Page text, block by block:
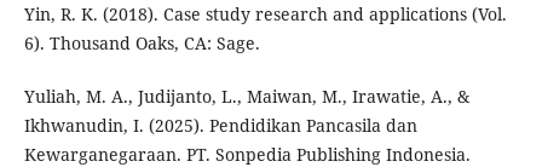
Yin, R. K. (2018). Case study research and applications (Vol.
6). Thousand Oaks, CA: Sage.
Yuliah, M. A., Judijanto, L., Maiwan, M., Irawatie, A., &
Ikhwanudin, I. (2025). Pendidikan Pancasila dan
Kewarganegaraan. PT. Sonpedia Publishing Indonesia.